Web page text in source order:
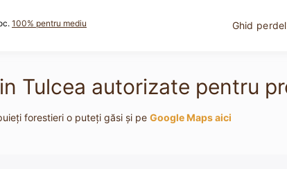
100% pentru mediu Ghid
Tulcea autorizate pentru
forestieri o puteți găsi și pe Google Maps aici